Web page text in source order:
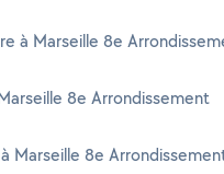
à Marseille 8e
8e Arrondissement
Marseille 8e